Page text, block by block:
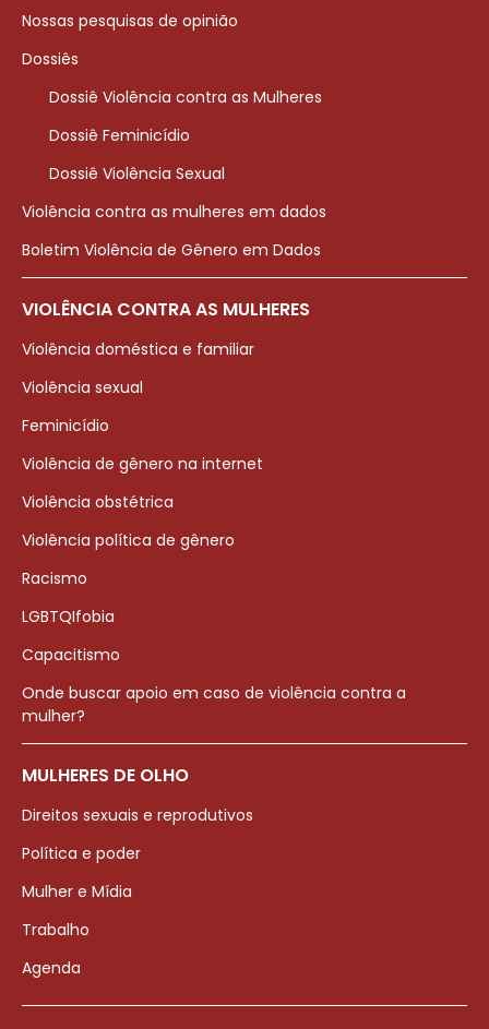
Nossas pesquisas de opinião
Dossiês
Dossiê Violência contra as Mulheres
Dossiê Feminicídio
Dossiê Violência Sexual
Violência contra as mulheres em dados
Boletim Violência de Gênero em Dados
VIOLÊNCIA CONTRA AS MULHERES
Violência doméstica e familiar
Violência sexual
Feminicídio
Violência de gênero na internet
Violência obstétrica
Violência política de gênero
Racismo
LGBTQIfobia
Capacitismo
Onde buscar apoio em caso de violência contra a
mulher?
MULHERES DE OLHO
Direitos sexuais e reprodutivos
Política e poder
Mulher e Mídia
Trabalho
Agenda